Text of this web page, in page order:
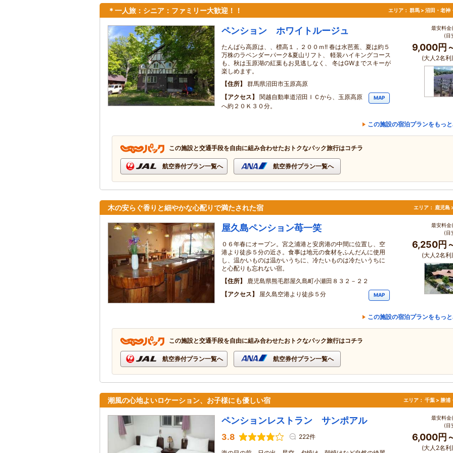
＊一人旅：シニア：ファミリー大歓迎！！ エリア： 群馬 > 沼田・老神
ペンション ホワイトルージュ
たんばら高原は、、標高１，２００ｍ!! 春は水芭蕉、夏は約５
万株のラベンダーパーク&夏山リフト、 軽装ハイキングコース
も、秋は玉原湖の紅葉もお見逃しなく、 冬はGWまでスキーが
楽しめます。
住所
群馬県沼田市玉原高原
アクセス
関越自動車道沼田ＩＣから、玉原高原
へ約２０Ｋ３０分。
MAP
最安料金
(目
9,000円
(大人2名利
この施設の宿泊プランをもっ
この施設と交通手段を自由に組み合わせたおトクなパック旅行はコチラ
航空券付プラン一覧へ 航空券付プラン一覧へ
木の安らぐ香りと細やかな心配りで満たされた宿 エリア： 鹿児島
屋久島ペンション苺一笑
０６年春にオープン。宮之浦港と安房港の中間に位置し、空
港より徒歩５分の近さ。食事は地元の食材をふんだんに使用
し、温かいものは温かいうちに、冷たいものは冷たいうちに
と心配りも忘れない宿。
住所
鹿児島県熊毛郡屋久島町小瀬田８３２－２２
アクセス
屋久島空港より徒歩５分 MAP
最安料金
(目
6,250円
(大人2名利
この施設の宿泊プランをもっ
この施設と交通手段を自由に組み合わせたおトクなパック旅行はコチラ
航空券付プラン一覧へ 航空券付プラン一覧へ
潮風の心地よいロケーション、お子様にも優しい宿 エリア： 千葉 > 勝浦
ペンションレストラン サンポアル
3.8 222件
最安料金
(目
6,000円
(大人2名利